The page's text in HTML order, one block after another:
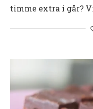
timme extra i går?